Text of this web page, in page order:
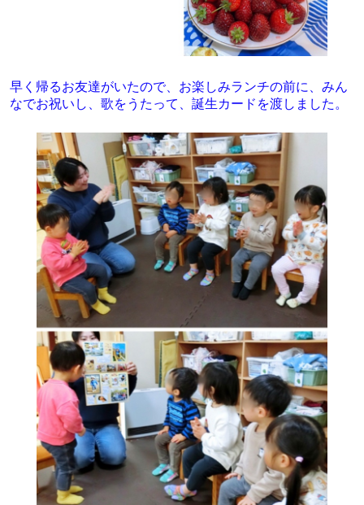
早く帰るお友達がいたので、お楽しみランチの前に、みん
なでお祝いし、歌をうたって、誕生カードを渡しました。